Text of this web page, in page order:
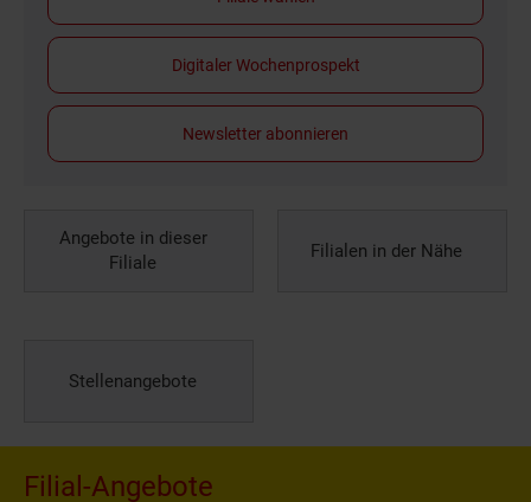
Digitaler Wochenprospekt
Newsletter abonnieren
Angebote in dieser
Filiale
Filialen in der Nähe
Stellenangebote
Filial-Angebote